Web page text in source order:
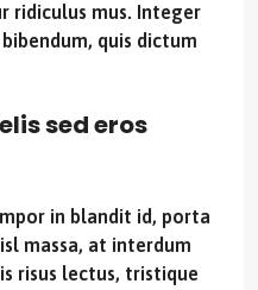
ridiculus mus. Integer
quis dictum
sed eros
in blandit id, porta
massa, at interdum
risus lectus, tristique